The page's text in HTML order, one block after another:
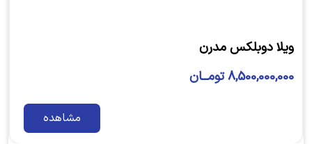
ویلا دوبلکس مدرن
4,800,000,000 تومــان
مشاهده